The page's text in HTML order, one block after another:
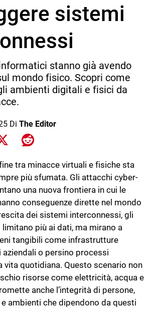
sistemi
stanno già avendo
mondo fisico. Scopri come
ambienti digitali e fisici da
Di The Editor
on Facebook
Share on XShare on Reddit
tra minacce virtuali e fisiche sta
più sfumata. Gli attacchi cyber-
una nuova frontiera in cui le
conseguenze dirette nel mondo
dei sistemi interconnessi, gli
più ai dati, ma mirano a
tangibili come infrastrutture
aziendali o persino processi
vita quotidiana. Questo scenario non
risorse come elettricità, acqua e
anche l’integrità di persone,
ambienti che dipendono da questi